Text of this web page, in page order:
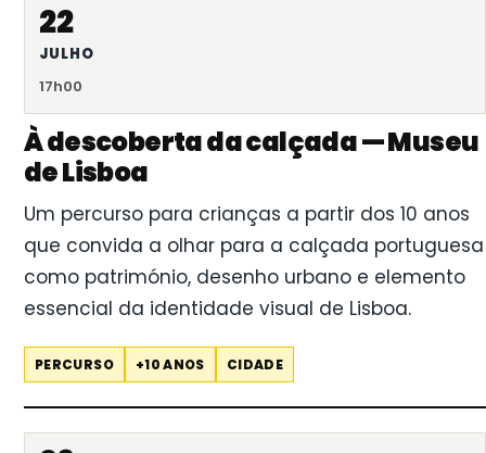
22
JULHO
17h00
À descoberta da calçada — Museu
de Lisboa
Um percurso para crianças a partir dos 10 anos
que convida a olhar para a calçada portuguesa
como património, desenho urbano e elemento
essencial da identidade visual de Lisboa.
PERCURSO +10 ANOS CIDADE